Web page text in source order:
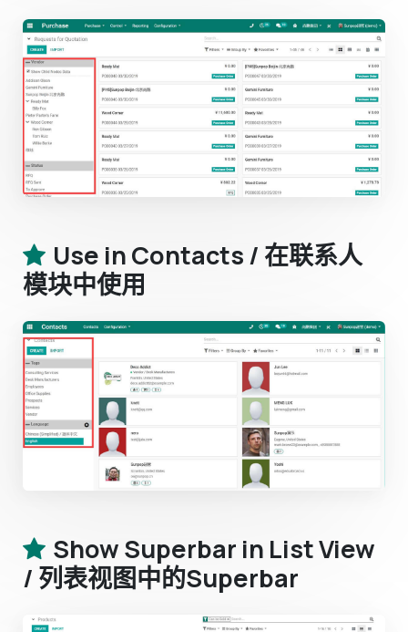
Use in Contacts / 在联系人
模块中使用
Show Superbar in List View
/ 列表视图中的Superbar